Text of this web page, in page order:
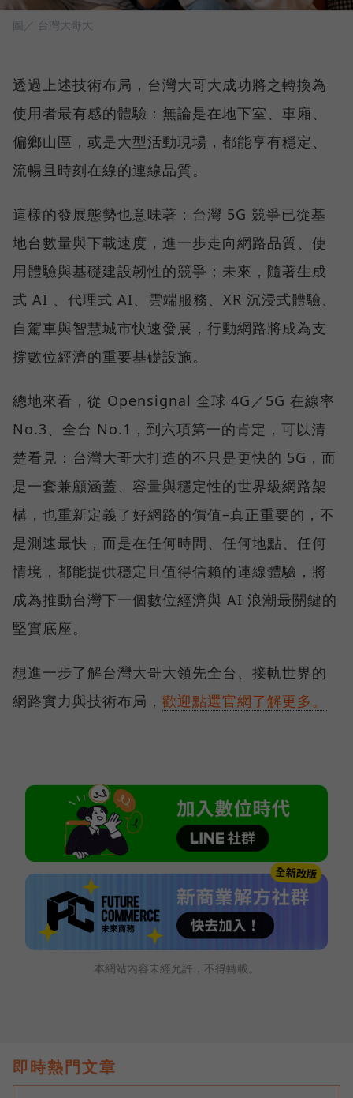
圖／ 台灣大哥大
透過上述技術布局，台灣大哥大成功將之轉換為
使用者最有感的體驗：無論是在地下室、車廂、
偏鄉山區，或是大型活動現場，都能享有穩定、
流暢且時刻在線的連線品質。
這樣的發展態勢也意味著：台灣 5G 競爭已從基
地台數量與下載速度，進一步走向網路品質、使
用體驗與基礎建設韌性的競爭；未來，隨著生成
式 AI 、代理式 AI、雲端服務、XR 沉浸式體驗、
自駕車與智慧城市快速發展，行動網路將成為支
撐數位經濟的重要基礎設施。
總地來看，從 Opensignal 全球 4G／5G 在線率
No.3、全台 No.1，到六項第一的肯定，可以清
楚看見：台灣大哥大打造的不只是更快的 5G，而
是一套兼顧涵蓋、容量與穩定性的世界級網路架
構，也重新定義了好網路的價值–真正重要的，不
是測速最快，而是在任何時間、任何地點、任何
情境，都能提供穩定且值得信賴的連線體驗，將
成為推動台灣下一個數位經濟與 AI 浪潮最關鍵的
堅實底座。
想進一步了解台灣大哥大領先全台、接軌世界的
網路實力與技術布局， 歡迎點選官網了解更多。
本網站內容未經允許，不得轉載。
即時熱門文章